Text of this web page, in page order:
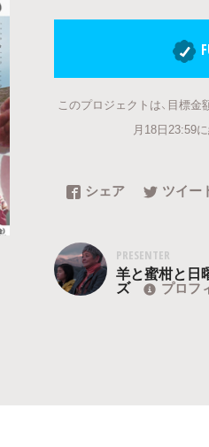
このプロジェクトは、目標金
月18日23:59
シェア ツイー
PRESENTER
羊と蜜柑と日
ズ プロフ